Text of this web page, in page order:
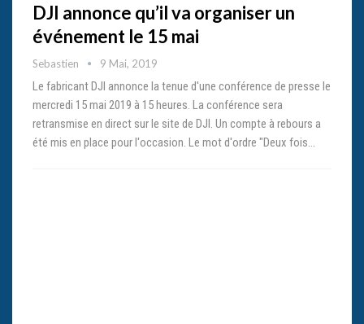
DJI annonce qu’il va organiser un
événement le 15 mai
Sebastien 9 Mai, 2019
Le fabricant DJI annonce la tenue d'une conférence de presse le
mercredi 15 mai 2019 à 15 heures. La conférence sera
retransmise en direct sur le site de DJI. Un compte à rebours a
été mis en place pour l'occasion. Le mot d'ordre "Deux fois…